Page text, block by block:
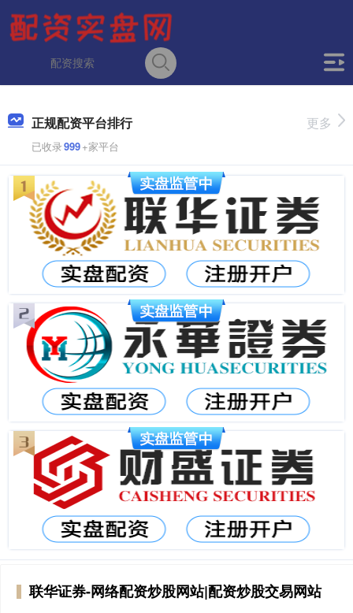
正规配资平台排行
已收录999+家平台
更多
联华证券-网络配资炒股网站|配资炒股交易网站